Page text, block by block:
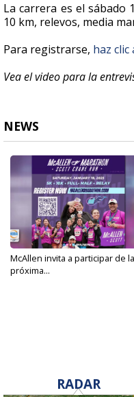
La carrera es el sábado
10 km, relevos, media
Para registrarse, haz clic
Vea el video para la
NEWS
McAllen invita a participar de la
próxima...
RADAR